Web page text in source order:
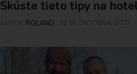
Skúste tieto tipy na
ROLAND